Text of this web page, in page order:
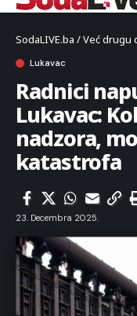
SodaLIVE.ba / Već
Lukavac
Radnici
Lukavac:
nadzora,
katastrofa
23. Decembra 2025.